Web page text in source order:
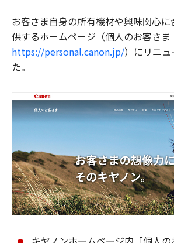
お客さま自身の所有機材や興味関心
供するホームページ（個人のお客さま
https://personal.canon.jp/）にリニ
た。